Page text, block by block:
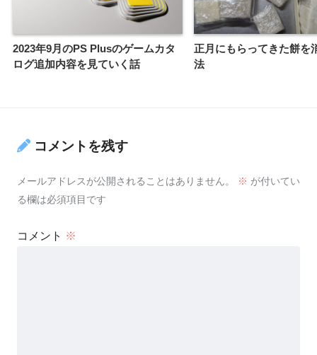
2023年9月のPS Plusのゲームカタ
ログ追加内容を見ていく話
正月にもらってきた餅を
法
コメントを残す
メールアドレスが公開されることはありません。 ※ が付いてい
る欄は必須項目です
コメント ※